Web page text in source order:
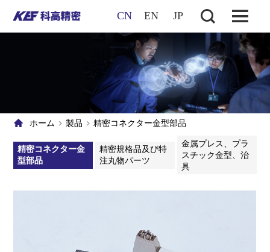
CN EN JP
ホーム 製品 精密コネクター金型部品
精密コネクター金
型部品
精密規格品及び特
注丸物パーツ
金属プレス、プラ
スチック金型、治
具